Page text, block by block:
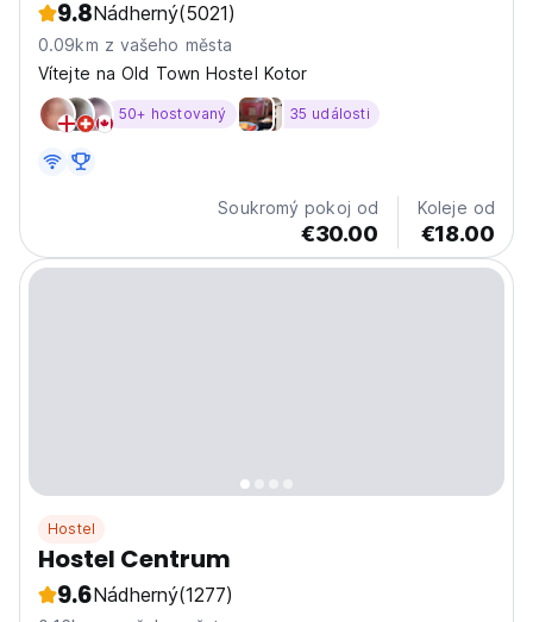
9.8Nádherný(5021)
0.09km z vašeho města
Vítejte na Old Town Hostel Kotor
50+ hostovaný 35 události
Soukromý pokoj od
€30.00
Koleje od
€18.00
Hostel
Hostel Centrum
9.6Nádherný(1277)